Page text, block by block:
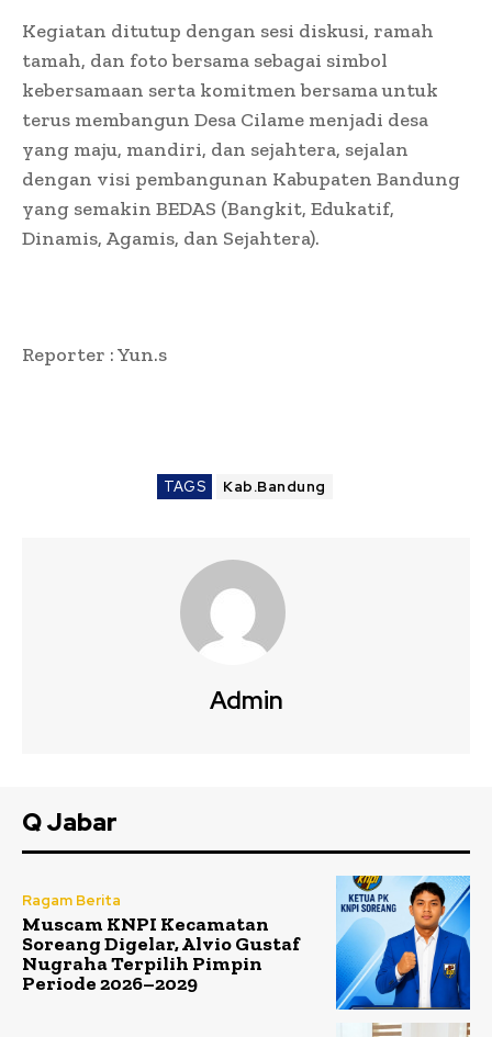
Kegiatan ditutup dengan sesi diskusi, ramah
tamah, dan foto bersama sebagai simbol
kebersamaan serta komitmen bersama untuk
terus membangun Desa Cilame menjadi desa
yang maju, mandiri, dan sejahtera, sejalan
dengan visi pembangunan Kabupaten Bandung
yang semakin BEDAS (Bangkit, Edukatif,
Dinamis, Agamis, dan Sejahtera).
Reporter : Yun.s
TAGS Kab.Bandung
Admin
Q Jabar
Ragam Berita
Muscam KNPI Kecamatan
Soreang Digelar, Alvio Gustaf
Nugraha Terpilih Pimpin
Periode 2026–2029